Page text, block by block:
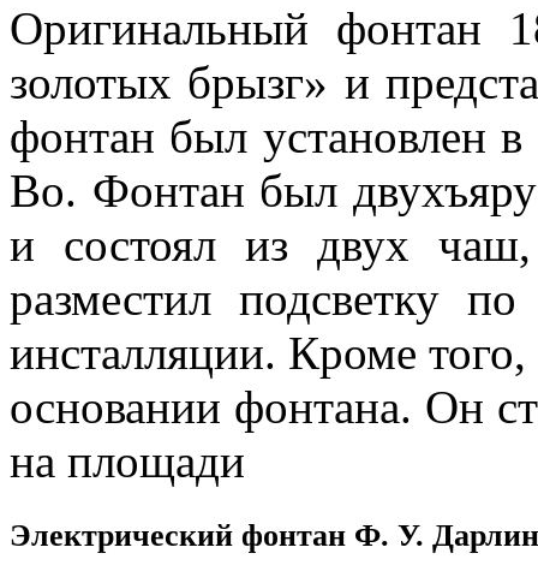
Оригинальный фонтан
золотых брызг» и
фонтан был установлен
Во. Фонтан был
и состоял из двух
разместил подсветку
инсталляции. Кроме
основании фонтана. Он
на площади
Электрический фонтан Ф. У.